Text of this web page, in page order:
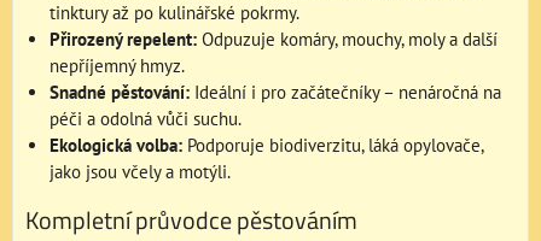
tinktury až po kulinářské pokrmy.
Přirozený repelent: Odpuzuje komáry, mouchy, moly a další
nepříjemný hmyz.
Snadné pěstování: Ideální i pro začátečníky – nenáročná na
péči a odolná vůči suchu.
Ekologická volba: Podporuje biodiverzitu, láká opylovače,
jako jsou včely a motýli.
Kompletní průvodce pěstováním